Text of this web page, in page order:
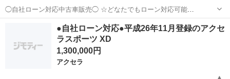
◯自社ローン対応中古車販売◯ ☆どなたでもローン対応可能
☆ １、勤続年数の短い方や自営業の方 ２、パートを
される主婦の方や派遣社員の方 ３、自己破産等をされた方やローンが
組めない方 ４、他社様で...
アクセラ 車両
●自社ローン対応●平成26年11月登録のアクセ
ラスポーツ XD
1,300,000円
アクセラ